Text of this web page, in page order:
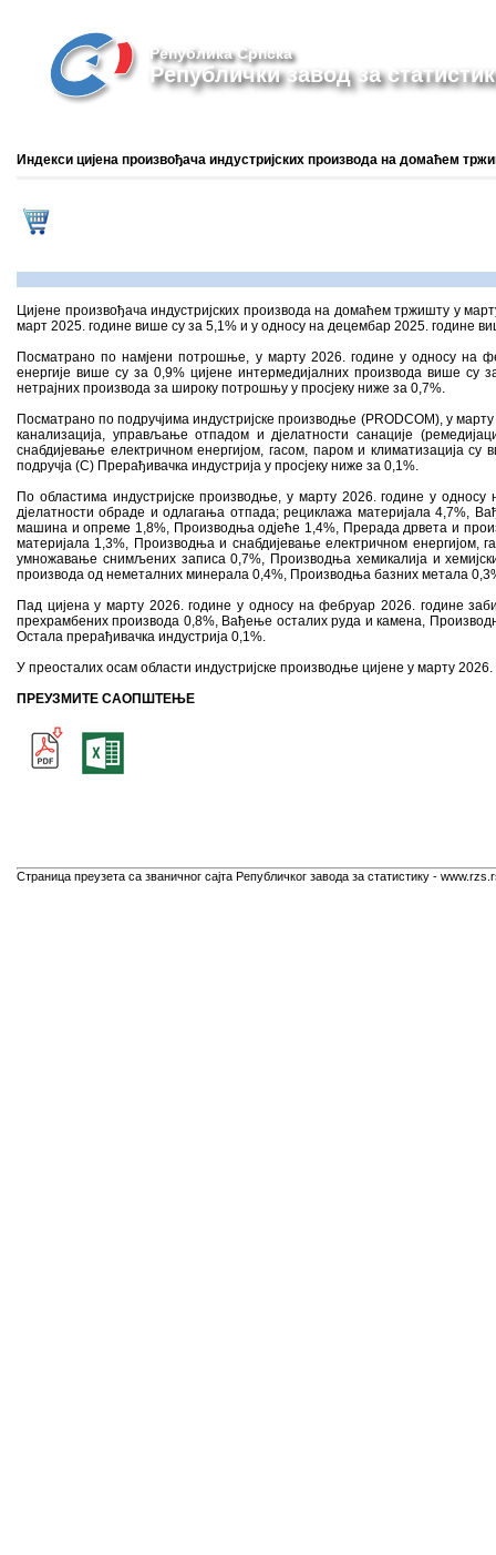
Република Српска
Републички завод за
Индекси цијена произвођача индустријских производа на домаћем
Цијенe произвођачa индустријских производа на домаћем тржишту у
март 2025. године више су за 5,1% и у односу на децембар 2025. године
Посматрано по намјени потрошње, у марту 2026. године у односу на
енергије више су за 0,9% цијене интермедијалних производа више
нетрајних производа за широку потрошњу у просјеку ниже за 0,7%.
Посматрано по подручјима индустријске производње (PRODCOM), у
канализација, управљање отпадом и дјелатности санације
снабдијевање електричном енергијом, гасом, паром и климатизација
подручја (C) Прерађивачка индустрија у просјеку ниже за 0,1%.
По областима индустријске производње, у марту 2026. године у
дјелатности обраде и одлагања отпада; рециклажа материјала 4,7%,
машина и опреме 1,8%, Производња одјеће 1,4%, Прерада дрвета и
материјала 1,3%, Производња и снабдијевање електричном
умножавање снимљених записа 0,7%, Производња хемикалија и
производа од неметалних минерала 0,4%, Производња базних метала
Пад цијена у марту 2026. године у односу на фебруар 2026. године
прехрамбених производа 0,8%, Вађење осталих руда и камена,
Остала прерађивачка индустрија 0,1%.
У преосталих осам области индустријске производње цијене у марту
ПРЕУЗМИТЕ САОПШТЕЊЕ
Страница преузета са званичног сајта Републичког завода за статистику -